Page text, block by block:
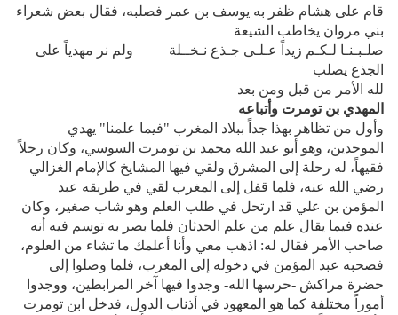
قام على هشام ظفر به يوسف بن عمر فصلبه، فقال بعض شعراء
بني مروان يخاطب الشيعة
صلـبـنـا لـكـم زيداً عـلـى جـذع نـخــلة ولم نر مهدياً على
الجذع يصلب
لله الأمر من قبل ومن بعد
المهدي بن تومرت وأتباعه
وأول من تظاهر بهذا جداً ببلاد المغرب "فيما علمنا" يهدي
الموحدين، وهو أبو عبد الله محمد بن تومرت السوسي، وكان رجلاً
فقيهاً، له رحلة إلى المشرق ولقي فيها المشايخ كالإمام الغزالي
رضي الله عنه، فلما قفل إلى المغرب لقي في طريقه عبد
المؤمن بن علي قد ارتحل في طلب العلم وهو شاب صغير، وكان
عنده فيما يقال علم من علم الحدثان فلما بصر به توسم فيه أنه
صاحب الأمر فقال له: اذهب معي وأنا أعلمك ما تشاء من العلوم،
فصحبه عبد المؤمن في دخوله إلى المغرب، فلما وصلوا إلى
حضرة مراكش -حرسها الله- وجدوا فيها آخر المرابطين، ووجدوا
أموراً مختلفة كما هو المعهود في أذناب الدول، فدخل ابن تومرت